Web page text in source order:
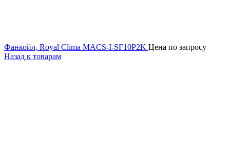
Фанкойл, Royal Clima MACS-I-SF10P2K Цена по запросу
Назад к товарам